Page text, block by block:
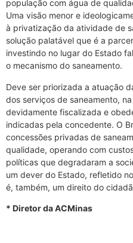
população com água de
Uma visão menor e
à privatização da atividade de
solução palatável que é a
investindo no lugar do Estado
o mecanismo do saneamento.
Deve ser priorizada a atuação
dos serviços de saneamento,
devidamente fiscalizada e
indicadas pela concedente. O
concessões privadas de
qualidade, operando com
políticas que degradaram a
um dever do Estado, refletido
é, também, um direito do
* Diretor da ACMinas